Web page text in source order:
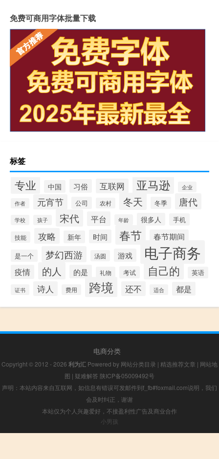
免费可商用字体批量下载
标签
专业 中国 习俗 互联网 亚马逊 企业
作者 元宵节 公司 农村 冬天 冬季 唐代
学校 孩子 宋代 平台 年龄 很多人 手机
技能 攻略 新年 时间 春节 春节期间
是一个 梦幻西游 汤圆 游戏 电子商务
疫情 的人 的是 礼物 考试 自己的 英语
证书 诗人 费用 跨境 还不 适合 都是
电商分类
Copyright © 2012 - 2026 利为汇 Powered by 网站分类目录 | 精选推荐文章 | 网站地
图 | 疑难解答 陕ICP备05009492号
声明：本站内容来自互联网，如信息有错误可发邮件到f_fb#foxmail.com说明，我们
会及时纠正，谢谢
本站仅为个人兴趣爱好，不接盈利性广告及商业合作
小男孩